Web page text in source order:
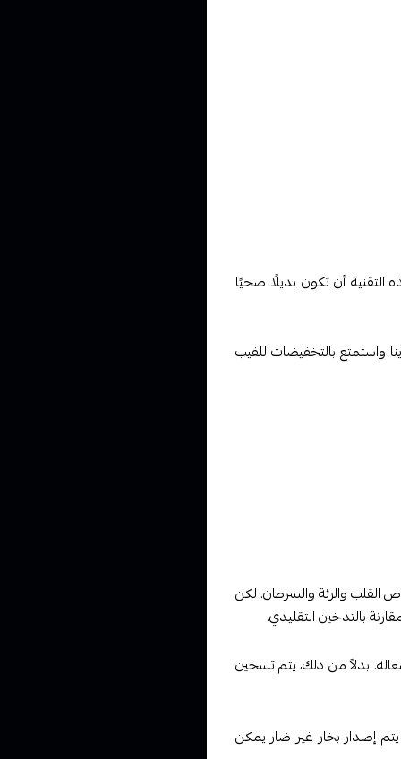
التقنية أن تكون بديلًا صحيًا
واستمتع بالتخفيضات للفيب
القلب والرئة والسرطان. لكن
بالتدخين التقليدي.
بدلاً من ذلك، يتم تسخين
إصدار بخار غير ضار يمكن